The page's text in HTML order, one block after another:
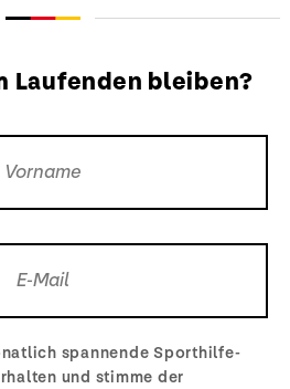
Laufenden bleiben?
spannende Sporthilfe-
und stimme der